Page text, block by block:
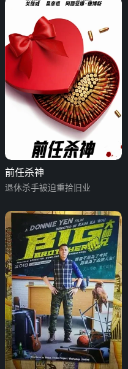
前任杀神
退休杀手被迫重拾旧业